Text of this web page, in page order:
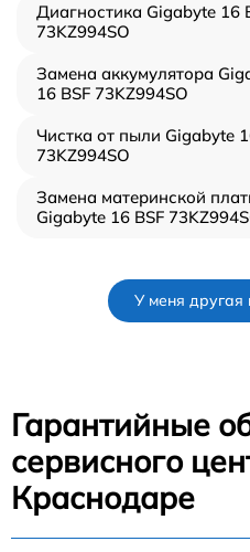
Диагностика Gigabyte 16
73KZ994SO
Замена аккумулятора
16 BSF 73KZ994SO
Чистка от пыли Gigabyte
73KZ994SO
Замена материнской
Gigabyte 16 BSF
У меня другая
Гарантийные
сервисного
Краснодаре